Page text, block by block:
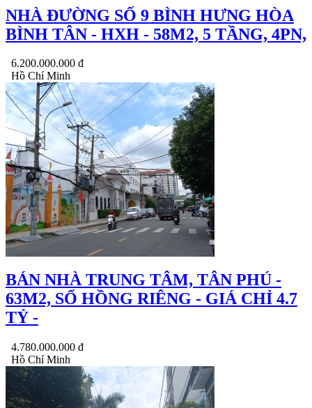
NHÀ ĐƯỜNG SỐ 9 BÌNH HƯNG HÒA
BÌNH TÂN - HXH - 58M2, 5 TẦNG, 4PN,
6.200.000.000 đ
Hồ Chí Minh
BÁN NHÀ TRUNG TÂM, TÂN PHÚ -
63M2, SỔ HỒNG RIÊNG - GIÁ CHỈ 4.7
TỶ -
4.780.000.000 đ
Hồ Chí Minh